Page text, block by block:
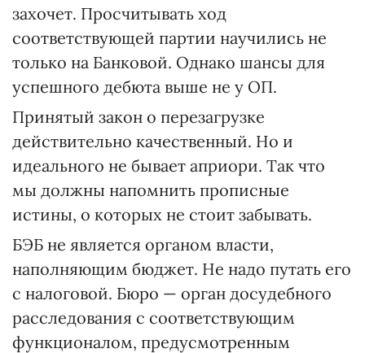
захочет. Просчитывать ход
соответствующей партии научились не
только на Банковой. Однако шансы для
успешного дебюта выше не у ОП.
Принятый закон о перезагрузке
действительно качественный. Но и
идеального не бывает априори. Так что
мы должны напомнить прописные
истины, о которых не стоит забывать.
БЭБ не является органом власти,
наполняющим бюджет. Не надо путать его
с налоговой. Бюро — орган досудебного
расследования с соответствующим
функционалом, предусмотренным